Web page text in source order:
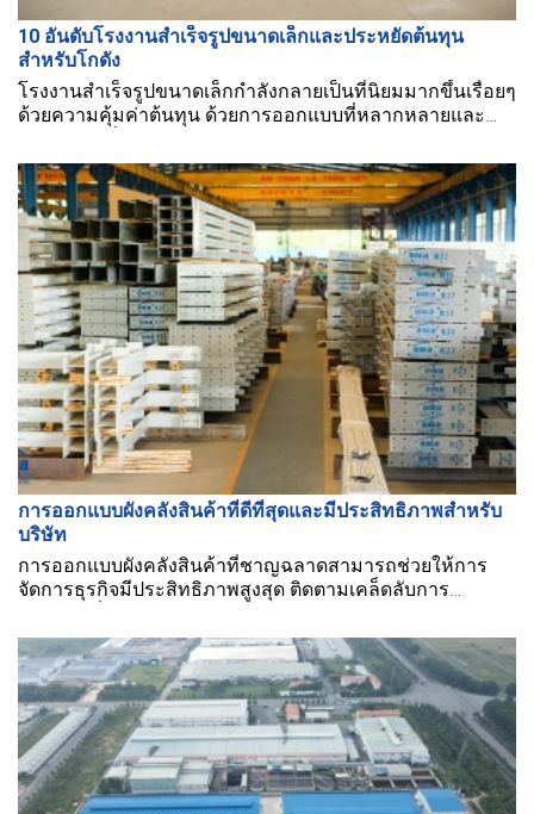
10 อันดับโรงงานสำเร็จรูปขนาดเล็กและประหยัดต้นทุน
สำหรับโกดัง
โรงงานสำเร็จรูปขนาดเล็กกำลังกลายเป็นที่นิยมมากขึ้นเรื่อยๆ
ด้วยความคุ้มค่าต้นทุน ด้วยการออกแบบที่หลากหลายและ
การออกแบบผังคลังสินค้าที่ดีที่สุดและมีประสิทธิภาพสำหรับ
บริษัท
การออกแบบผังคลังสินค้าที่ชาญฉลาดสามารถช่วยให้การ
จัดการธุรกิจมีประสิทธิภาพสูงสุด ติดตามเคล็ดลับการ